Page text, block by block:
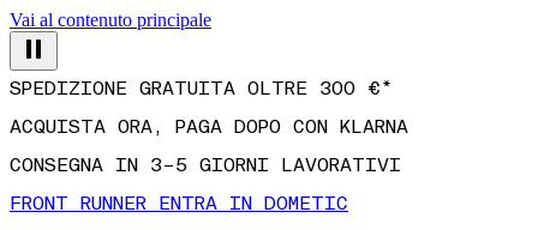
Vai al contenuto principale
ACQUISTA ORA, PAGA DOPO CON KLARNA
CONSEGNA IN 3–5 GIORNI LAVORATIVI
FRONT RUNNER ENTRA IN DOMETIC
SPEDIZIONE GRATUITA OLTRE 300 €*